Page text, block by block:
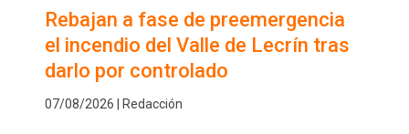
Rebajan a fase de preemergencia
el incendio del Valle de Lecrín tras
darlo por controlado
07/08/2026 | Redacción